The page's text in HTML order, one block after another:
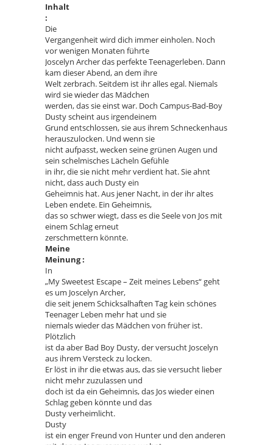
Inhalt
:
Die
Vergangenheit wird dich immer einholen. Noch
vor wenigen Monaten führte
Joscelyn Archer das perfekte Teenagerleben. Dann
kam dieser Abend, an dem ihre
Welt zerbrach. Seitdem ist ihr alles egal. Niemals
wird sie wieder das Mädchen
werden, das sie einst war. Doch Campus-Bad-Boy
Dusty scheint aus irgendeinem
Grund entschlossen, sie aus ihrem Schneckenhaus
herauszulocken. Und wenn sie
nicht aufpasst, wecken seine grünen Augen und
sein schelmisches Lächeln Gefühle
in ihr, die sie nicht mehr verdient hat. Sie ahnt
nicht, dass auch Dusty ein
Geheimnis hat. Aus jener Nacht, in der ihr altes
Leben endete. Ein Geheimnis,
das so schwer wiegt, dass es die Seele von Jos mit
einem Schlag erneut
zerschmettern könnte.
Meine
Meinung :
In
„My Sweetest Escape – Zeit meines Lebens“ geht
es um Joscelyn Archer,
die seit jenem Schicksalhaften Tag kein schönes
Teenager Leben mehr hat und sie
niemals wieder das Mädchen von früher ist.
Plötzlich
ist da aber Bad Boy Dusty, der versucht Joscelyn
aus ihrem Versteck zu locken.
Er löst in ihr die etwas aus, das sie versucht lieber
nicht mehr zuzulassen und
doch ist da ein Geheimnis, das Jos wieder einen
Schlag geben könnte und das
Dusty verheimlicht.
Dusty
ist ein enger Freund von Hunter und den anderen